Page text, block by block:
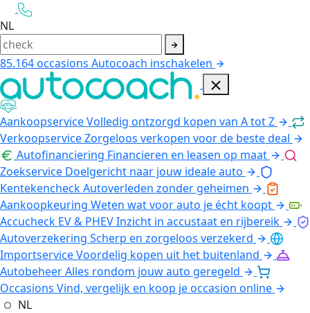
NL
85.164occasions Autocoach inschakelen
AankoopserviceVolledig ontzorgd kopen van A tot Z
VerkoopserviceZorgeloos verkopen voor de beste deal
Autofinanciering Financieren en leasen op maat
Zoekservice Doelgericht naar jouw ideale auto
KentekencheckAutoverleden zonder geheimen
Aankoopkeuring Weten wat voor auto je écht koopt
Accucheck EV & PHEVInzicht in accustaat en rijbereik
Autoverzekering Scherp en zorgeloos verzekerd
ImportserviceVoordelig kopen uit het buitenland
AutobeheerAlles rondom jouw auto geregeld
Occasions Vind, vergelijk en koop je occasion online
NL